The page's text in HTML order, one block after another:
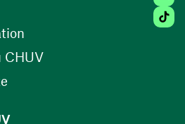
(ouvre une nouvelle
CHUV(ouvre une nouvelle